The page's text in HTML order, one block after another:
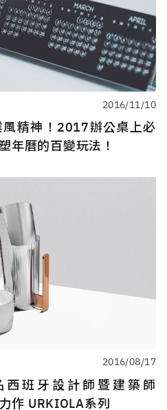
2016/11/10
風精神！2017辦公桌上必
年曆的百變玩法！
2016/08/17
班牙設計師暨建築師
作 URKIOLA系列